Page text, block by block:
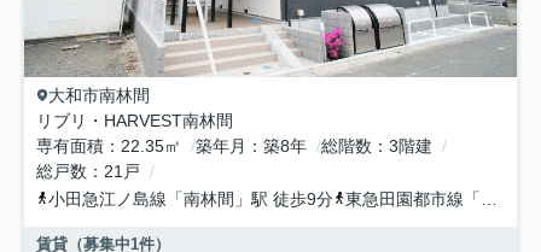
大和市南林間
リブリ・HARVEST南林間
専有面積
22.35㎡ 築年月 築8年 総階数
3階建
総戸数
21戸
小田急江ノ島線 「南林間 」駅 徒歩9分 東急田園都市線 「
賃貸（募集中1件）